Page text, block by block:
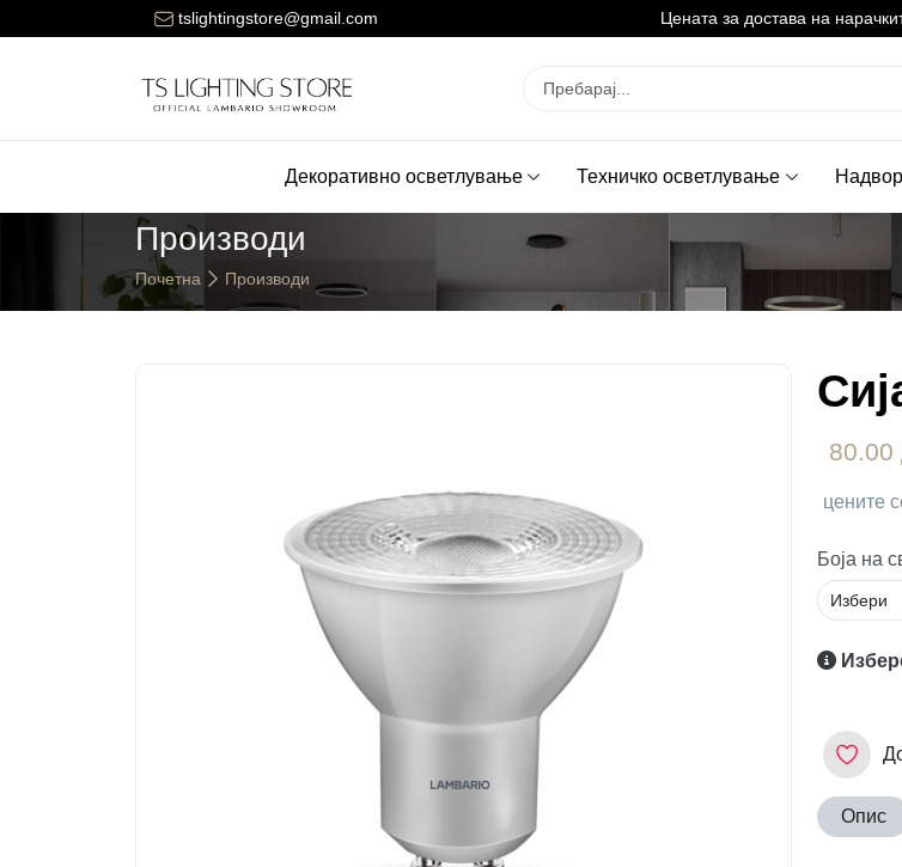
tslightingstore@gmail.com
за достава на нарачките е 150 денари. Цената за достава на
Декоративно осветлување Техничко осветлување
Производи
Почетна Производи
80.00
цените
Боја на
Опис